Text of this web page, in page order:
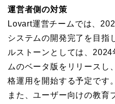
運営者側の対策
Lovart運営チームでは、
システムの開発完了を目指
ルストーンとしては、
ムのベータ版をリリースし
格運用を開始する予定です。
また、ユーザー向けの教育